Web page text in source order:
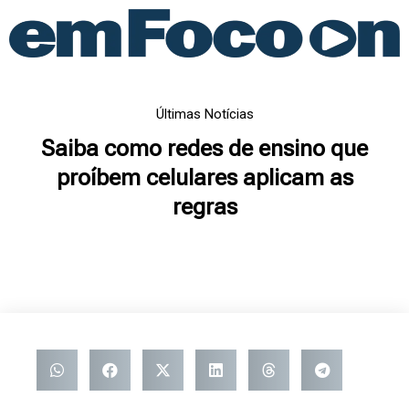
para
Últimas Notícias
Saiba como redes de ensino que
proíbem celulares aplicam as
regras